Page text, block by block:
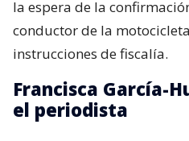
la espera de la
conductor de la
instrucciones de fiscalía.
Francisca García-
el periodista